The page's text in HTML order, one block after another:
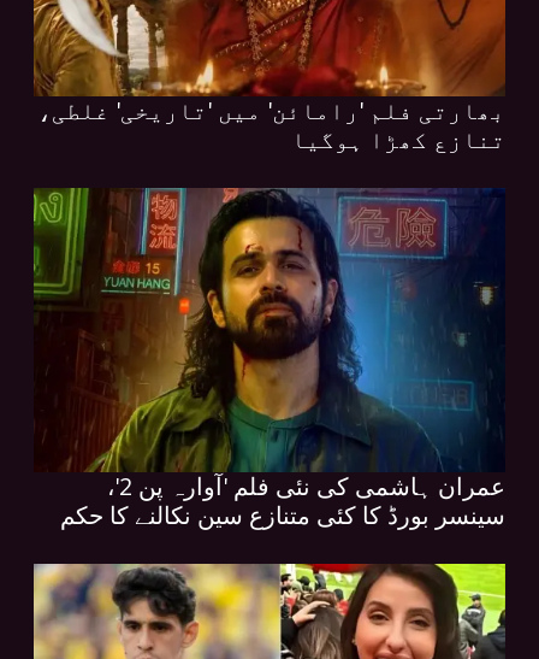
بھارتی فلم 'رامائن' میں 'تاریخی' غلطی،
تنازع کھڑا ہوگیا
عمران ہاشمی کی نئی فلم 'آوارہ پن 2'،
سینسر بورڈ کا کئی متنازع سین نکالنے کا حکم